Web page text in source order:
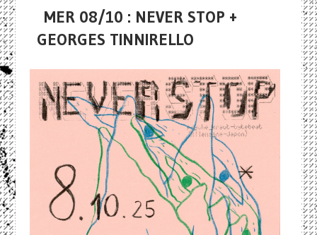
MER 08/10 : NEVER STOP +
GEORGES TINNIRELLO